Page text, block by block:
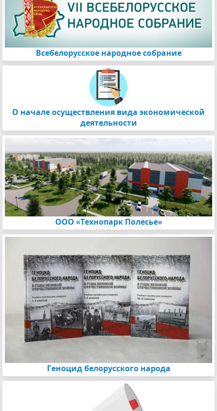
Всебелорусское народное собрание
О начале осуществления вида экономической
деятельности
ООО «Технопарк Полесье»
Геноцид белорусского народа